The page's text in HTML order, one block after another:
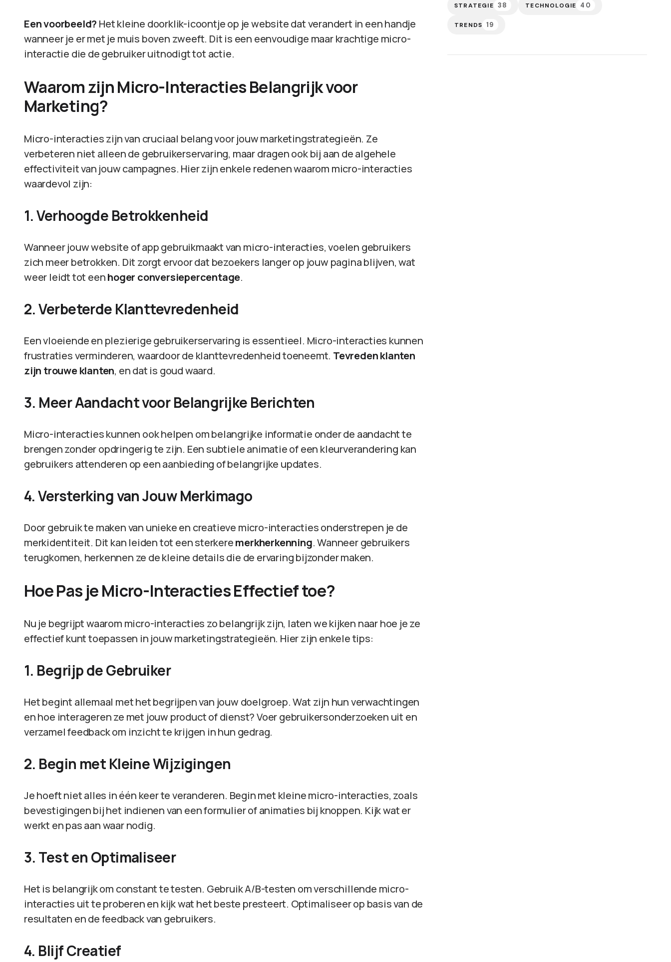
Een voorbeeld? Het kleine doorklik-icoontje op je website dat verandert in een handje
wanneer je er met je muis boven zweeft. Dit is een eenvoudige maar krachtige micro-
interactie die de gebruiker uitnodigt tot actie.
Waarom zijn Micro-Interacties Belangrijk voor
Marketing?
Micro-interacties zijn van cruciaal belang voor jouw marketingstrategieën. Ze
verbeteren niet alleen de gebruikerservaring, maar dragen ook bij aan de algehele
effectiviteit van jouw campagnes. Hier zijn enkele redenen waarom micro-interacties
waardevol zijn:
1. Verhoogde Betrokkenheid
Wanneer jouw website of app gebruikmaakt van micro-interacties, voelen gebruikers
zich meer betrokken. Dit zorgt ervoor dat bezoekers langer op jouw pagina blijven, wat
weer leidt tot eenhoger conversiepercentage.
2. Verbeterde Klanttevredenheid
Een vloeiende en plezierige gebruikerservaring is essentieel. Micro-interacties kunnen
frustraties verminderen, waardoor de klanttevredenheid toeneemt. Tevreden klanten
zijn trouwe klanten, en dat is goud waard.
3. Meer Aandacht voor Belangrijke Berichten
Micro-interacties kunnen ook helpen om belangrijke informatie onder de aandacht te
brengen zonder opdringerig te zijn. Een subtiele animatie of een kleurverandering kan
gebruikers attenderen op een aanbieding of belangrijke updates.
4. Versterking van Jouw Merkimago
Door gebruik te maken van unieke en creatieve micro-interacties onderstrepen je de
merkidentiteit. Dit kan leiden tot een sterkeremerkherkenning. Wanneer gebruikers
terugkomen, herkennen ze de kleine details die de ervaring bijzonder maken.
Hoe Pas je Micro-Interacties Effectief toe?
Nu je begrijpt waarom micro-interacties zo belangrijk zijn, laten we kijken naar hoe je ze
effectief kunt toepassen in jouw marketingstrategieën. Hier zijn enkele tips:
1. Begrijp de Gebruiker
Het begint allemaal met het begrijpen van jouw doelgroep. Wat zijn hun verwachtingen
en hoe interageren ze met jouw product of dienst? Voer gebruikersonderzoeken uit en
verzamel feedback om inzicht te krijgen in hun gedrag.
2. Begin met Kleine Wijzigingen
Je hoeft niet alles in één keer te veranderen. Begin met kleine micro-interacties, zoals
bevestigingen bij het indienen van een formulier of animaties bij knoppen. Kijk wat er
werkt en pas aan waar nodig.
3. Test en Optimaliseer
Het is belangrijk om constant te testen. Gebruik A/B-testen om verschillende micro-
interacties uit te proberen en kijk wat het beste presteert. Optimaliseer op basis van de
resultaten en de feedback van gebruikers.
4. Blijf Creatief
STRATEGIE 38 TECHNOLOGIE 40
TRENDS 19